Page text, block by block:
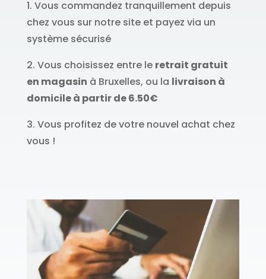
1. Vous commandez tranquillement depuis
chez vous sur notre site et payez via un
système sécurisé
2. Vous choisissez entre le retrait gratuit
en magasin à Bruxelles, ou la livraison à
domicile à partir de 6.50€
3. Vous profitez de votre nouvel achat chez
vous !